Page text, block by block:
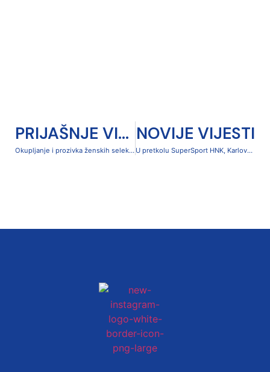
PRIJAŠNJE VIJESTI
Okupljanje i prozivka ženskih selekcija kluba
NOVIJE VIJESTI
U pretkolu SuperSport HNK, Karlovac 1919 sutra gostuje kod momčadi NK Gaj Mače